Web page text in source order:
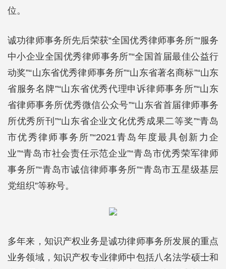
位。
诚功律师事务所先后荣获“全国优秀律师事务所”“服务
中小企业全国优秀律师事务所”“全国首届最佳公益行
动奖”“山东省优秀律师事务所”“山东省著名商标”“山东
省服务名牌”“山东省优秀代理申诉律师事务所”“山东
省律师事务所优秀微信公众号”“山东省首届律师事务
所优秀所刊”“山东省企业文化优秀成果二等奖”“青岛
市优秀律师事务所”“2021青岛年度最具创新力企
业”“青岛市社会责任示范企业”“青岛市优秀荣军律师
事务所”“青岛市诚信律师事务所”“青岛市五星级基层
党组织”等称号。
多年来，知识产权业务是诚功律师事务所发展的重点
业务领域，知识产权专业律师中包括八名法学硕士和